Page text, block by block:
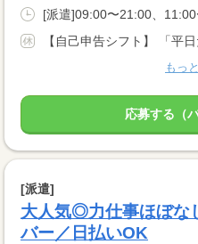
[派遣]09:00〜21:00、
もっ
応募する（
[派遣]
大人気◎力仕事ほぼな
バー／日払いOK